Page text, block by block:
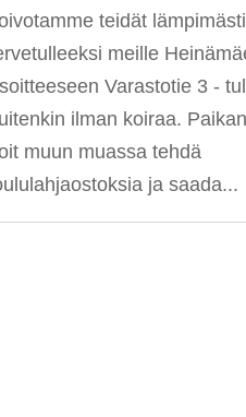
teidät lämpimästi
meille
Varastotie 3 -
ilman koiraa.
muun muassa tehdä
ja saada...